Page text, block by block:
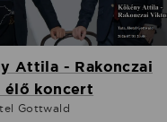
Attila - Rakonczai
koncert
Gottwald